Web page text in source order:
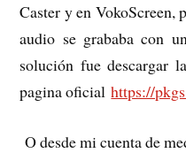
Caster y en VokoScreen,
audio se grababa con
solución fue descargar
pagina oficialhttps://
O desde mi cuenta de